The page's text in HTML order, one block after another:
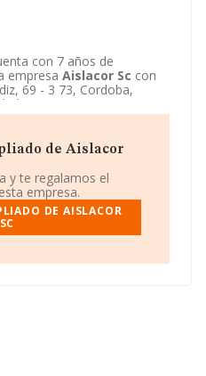
con 7 años de
empresa Aislacor Sc con
69 - 3 73, Cordoba,
CNAE es 4333 -
La empresa
de Aislacor
y te regalamos el
empresa.
DE AISLACOR
SC